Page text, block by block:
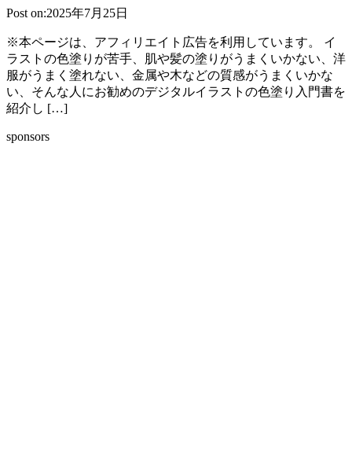
Post on:2025年7月25日
※本ページは、アフィリエイト広告を利用しています。 イ
ラストの色塗りが苦手、肌や髪の塗りがうまくいかない、洋
服がうまく塗れない、金属や木などの質感がうまくいかな
い、そんな人にお勧めのデジタルイラストの色塗り入門書を
紹介し […]
sponsors